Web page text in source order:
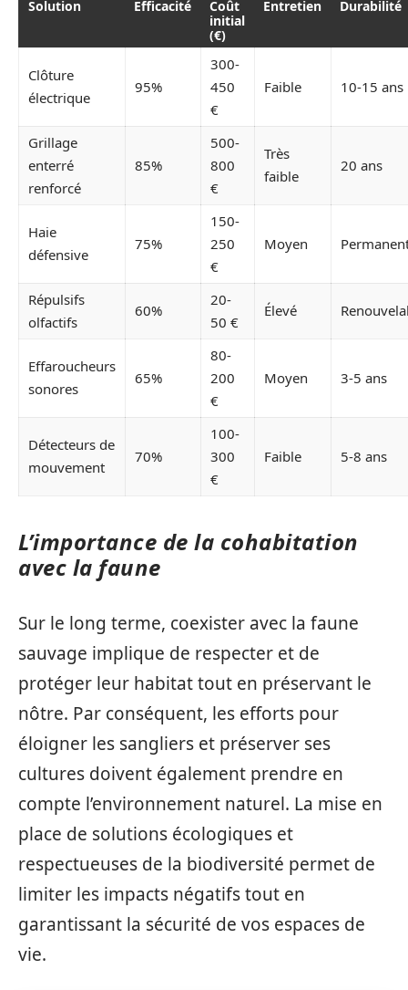
Solution Efficacité
Coût
initial
(€)
Entretien Durabilité
Clôture
électrique
95%
300-
450
€
Faible 10-15 ans
Grillage
enterré
renforcé
85%
500-
800
€
Très
faible
20 ans
Haie
défensive
75%
150-
250
€
Moyen
Répulsifs
olfactifs
60%
20-
50 €
Élevé
Effaroucheurs
sonores
65%
80-
200
€
Moyen 3-5 ans
Détecteurs de
mouvement
70%
100-
300
€
Faible 5-8 ans
L’importance de la cohabitation
avec la faune
Sur le long terme, coexister avec la faune
sauvage implique de respecter et de
protéger leur habitat tout en préservant le
nôtre. Par conséquent, les efforts pour
éloigner les sangliers et préserver ses
cultures doivent également prendre en
compte l’environnement naturel. La mise en
place de solutions écologiques et
respectueuses de la biodiversité permet de
limiter les impacts négatifs tout en
garantissant la sécurité de vos espaces de
vie.